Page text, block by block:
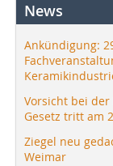
News
Ankündigung:
Vorsicht bei
Gesetz tritt am
Ziegel neu
Weimar